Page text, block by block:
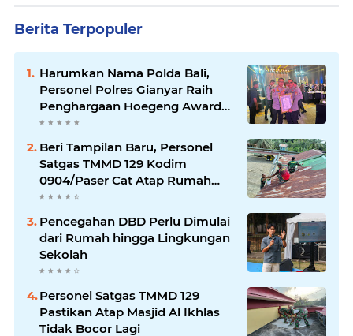
Berita Terpopuler
Harumkan Nama Polda Bali,
Personel Polres Gianyar Raih
Penghargaan Hoegeng Awards
2026
Beri Tampilan Baru, Personel
Satgas TMMD 129 Kodim
0904/Paser Cat Atap Rumah
Marbot
Pencegahan DBD Perlu Dimulai
dari Rumah hingga Lingkungan
Sekolah
Personel Satgas TMMD 129
Pastikan Atap Masjid Al Ikhlas
Tidak Bocor Lagi